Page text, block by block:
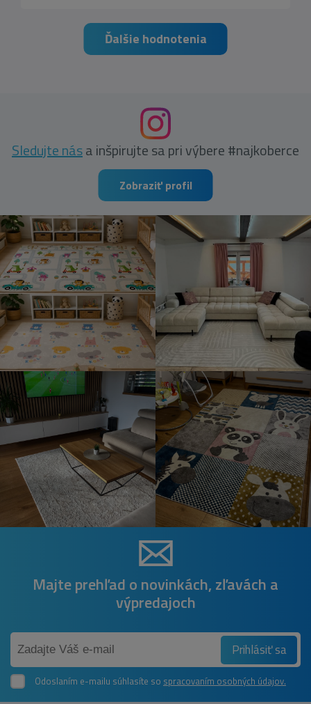
Ďalšie hodnotenia
Sledujte nása inšpirujte sa pri výbere #najkoberce
Zobraziť profil
Majte prehľad o novinkách, zľavách a
výpredajoch
Prihlásiť sa
Odoslaním e-mailu súhlasíte so spracovaním osobných údajov.